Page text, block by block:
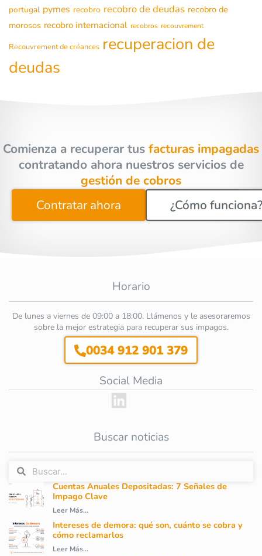
portugal pymes recobro recobro de deudas recobro de
morosos recobro internacional recobros recouvrement
Recouvrement de créances recuperacion de
deudas
Comienza a recuperar tus facturas impagadas
contratando ahora nuestros servicios de
gestión de cobros
Contratar ahora
¿Cómo funciona?
Horario
De lunes a viernes de 09:00 a 18:00. Llámenos y le asesoraremos
sobre la mejor estrategia para recuperar sus impagos.
0034 912 901 379
Social Media
Buscar noticias
Cuentas Anuales Depositadas: 7 Señales de
Impago Clave
Leer Más...
Intereses de demora: qué son, cuánto se cobra y
cómo reclamarlos
Leer Más...